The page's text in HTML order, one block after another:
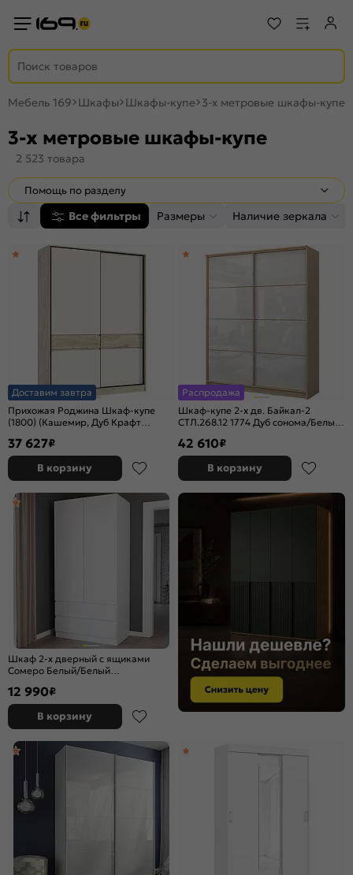
Мебель 169 Шкафы Шкафы-купе 3-х метровые шкафы-купе
3-х метровые шкафы-купе
2 523 товара
Помощь по разделу
Все фильтры Размеры Наличие зеркала
Доставим завтра
Прихожая Роджина Шкаф-купе
(1800) (Кашемир, Дуб Крафт
37 627₽
В корзину
Распродажа
Шкаф-купе 2-х дв. Байкал-2
СТЛ.268.12 1774 Дуб сонома/Белый
42 610₽
В корзину
Шкаф 2-х дверный с ящиками
Сомеро Белый/Белый
12 990₽
В корзину